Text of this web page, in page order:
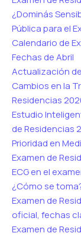
¿Dominás
Pública para el
Calendario de
Fechas de Abril
Actualización
Cambios en la
Residencias
Estudio
de Residencias
Prioridad en
Examen de
ECG en el
¿Cómo se
Examen de
oficial, fechas
Examen de